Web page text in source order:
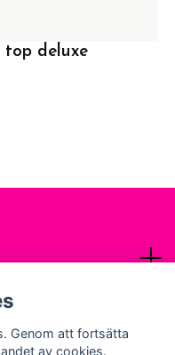
top deluxe
Genom att fortsätta
av cookies.